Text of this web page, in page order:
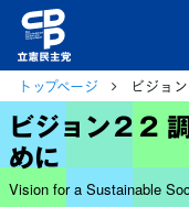
トップページ ビジョ
ビジョン２２
めに
Vision for a Sustainable